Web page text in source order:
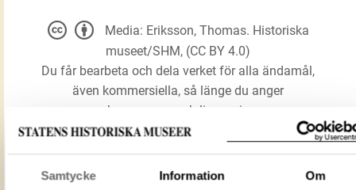
Samtycke Information Om
Media: Eriksson, Thomas. Historiska
museet/SHM, (CC BY 4.0)
Du får bearbeta och dela verket för alla ändamål,
även kommersiella, så länge du anger
upphovsperson och licensgivare.